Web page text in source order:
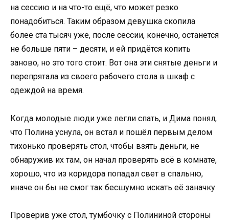
на сессию и на что-то ещё, что может резко
понадобиться. Таким образом девушка скопила
более ста тысяч уже, после сессии, конечно, останется
не больше пяти – десяти, и ей придётся копить
заново, но это того стоит. Вот она эти снятые деньги и
перепрятала из своего рабочего стола в шкаф с
одеждой на время.
Когда молодые люди уже легли спать, и Дима понял,
что Полина уснула, он встал и пошёл первым делом
тихонько проверять стол, чтобы взять деньги, не
обнаружив их там, он начал проверять всё в комнате,
хорошо, что из коридора попадал свет в спальню,
иначе он бы не смог так бесшумно искать её заначку.
Проверив уже стол, тумбочку с Полининой стороны